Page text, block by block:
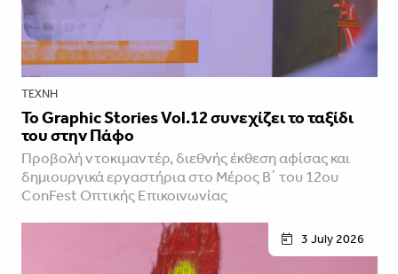
ΤΈΧΝΗ
Το Graphic Stories Vol.12 συνεχίζει το ταξίδι
του στην Πάφο
Προβολή ντοκιμαντέρ, διεθνής έκθεση αφίσας και
δημιουργικά εργαστήρια στο Μέρος Β΄ του 12ου
ConFest Οπτικής Επικοινωνίας
3 July 2026